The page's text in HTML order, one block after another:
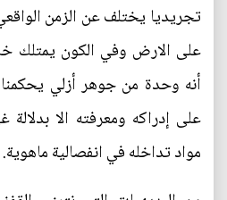
تجريديا يختلف عن الزمن
على الارض وفي الكون يمتلك
أنه وحدة من جوهر أزلي
على إدراكه ومعرفته الا
مواد تداخله في انفصالية ماهوية.